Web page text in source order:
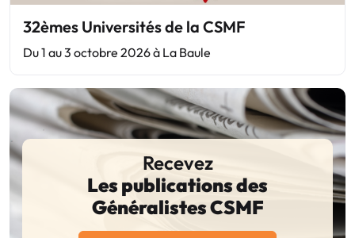
32èmes Universités de la CSMF
Du 1 au 3 octobre 2026 à La Baule
Recevez
Les publications des
Généralistes CSMF